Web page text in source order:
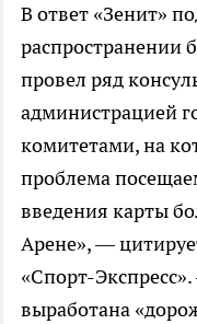
В ответ «Зенит»
распространении
провел ряд
администрацией
комитетами, на
проблема
введения карты
Арене», —
«Спорт-
выработана